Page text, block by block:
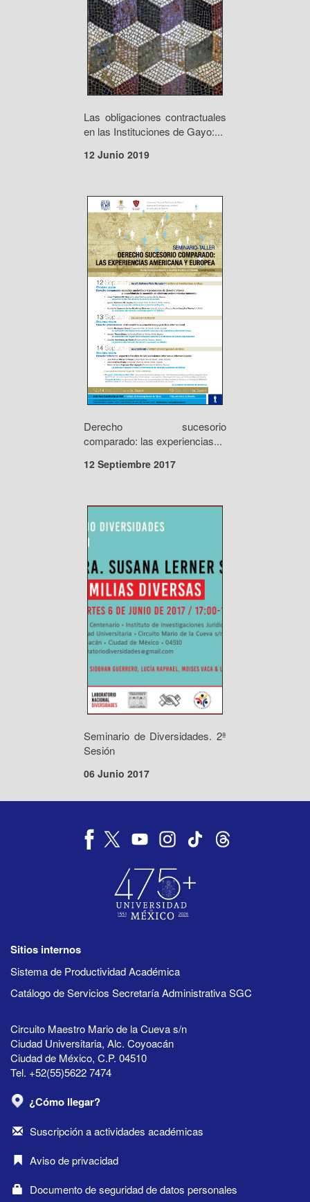
Las obligaciones contractuales
en las Instituciones de Gayo:...
12 Junio 2019
Derecho sucesorio
comparado: las experiencias...
12 Septiembre 2017
Seminario de Diversidades. 2ª
Sesión
06 Junio 2017
Sitios internos
Sistema de Productividad Académica
Catálogo de Servicios Secretaría Administrativa SGC
Circuito Maestro Mario de la Cueva s/n
Ciudad Universitaria, Alc. Coyoacán
Ciudad de México, C.P. 04510
Tel. +52(55)5622 7474
¿Cómo llegar?
Suscripción a actividades académicas
Aviso de privacidad
Documento de seguridad de datos personales